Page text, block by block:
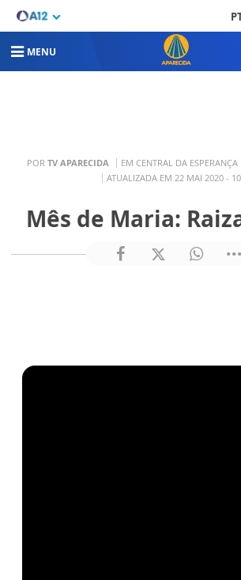
MENU
POR TV APARECIDA EM CENTRAL DA ESPERANÇA
ATUALIZADA EM 22 MAI 2020 -
Mês de Maria: